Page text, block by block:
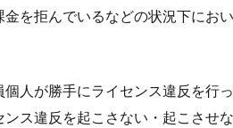
を拒んでいるなどの状況下にお
人が勝手にライセンス違反を行
ス違反を起こさない・起こさせ